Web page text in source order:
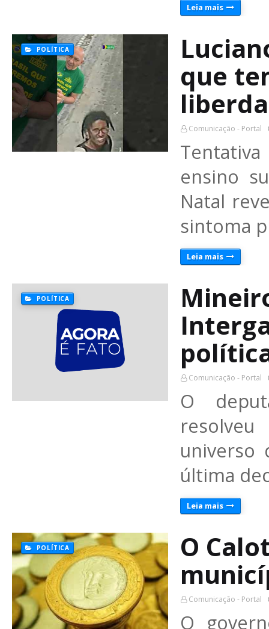
Leia mais
POLÍTICA
que
Comunicação - Portal
ensino
Natal
sintoma
Leia mais
POLÍTICA
Comunicação - Portal
O
universo
última
Leia mais
POLÍTICA
O
Comunicação - Portal
O